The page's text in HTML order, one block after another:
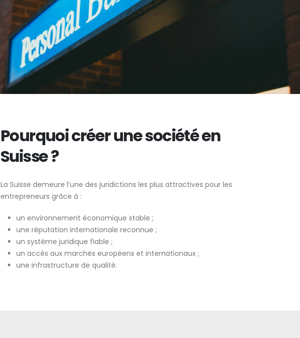
Pourquoi créer une société en
Suisse ?
La Suisse demeure l’une des juridictions les plus attractives pour les
entrepreneurs grâce à :
un environnement économique stable ;
une réputation internationale reconnue ;
un système juridique fiable ;
un accès aux marchés européens et internationaux ;
une infrastructure de qualité.